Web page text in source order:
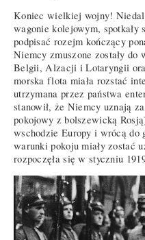
Koniec wielkiej wojny!
wagonie kolejowym,
podpisać rozejm kończący
Niemcy zmuszone zostały
Belgii, Alzacji i Lotaryngii
morska flota miała rozstać
utrzymana przez państwa
stanowił, że Niemcy uznają
pokojowy z bolszewicką
wschodzie Europy i wrócą do
warunki pokoju miały zostać
rozpoczęła się w styczniu